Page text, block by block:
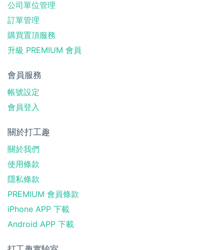
公司單位管理
訂單管理
購買置頂服務
升級 PREMIUM 會員
會員服務
帳號設定
會員登入
關於打工趣
關於我們
使用條款
隱私條款
PREMIUM 會員條款
iPhone APP 下載
Android APP 下載